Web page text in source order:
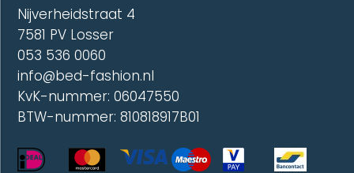
Nijverheidstraat 4
7581 PV Losser
053 536 0060
info@bed-fashion.nl
KvK-nummer: 06047550
BTW-nummer: 810818917B01